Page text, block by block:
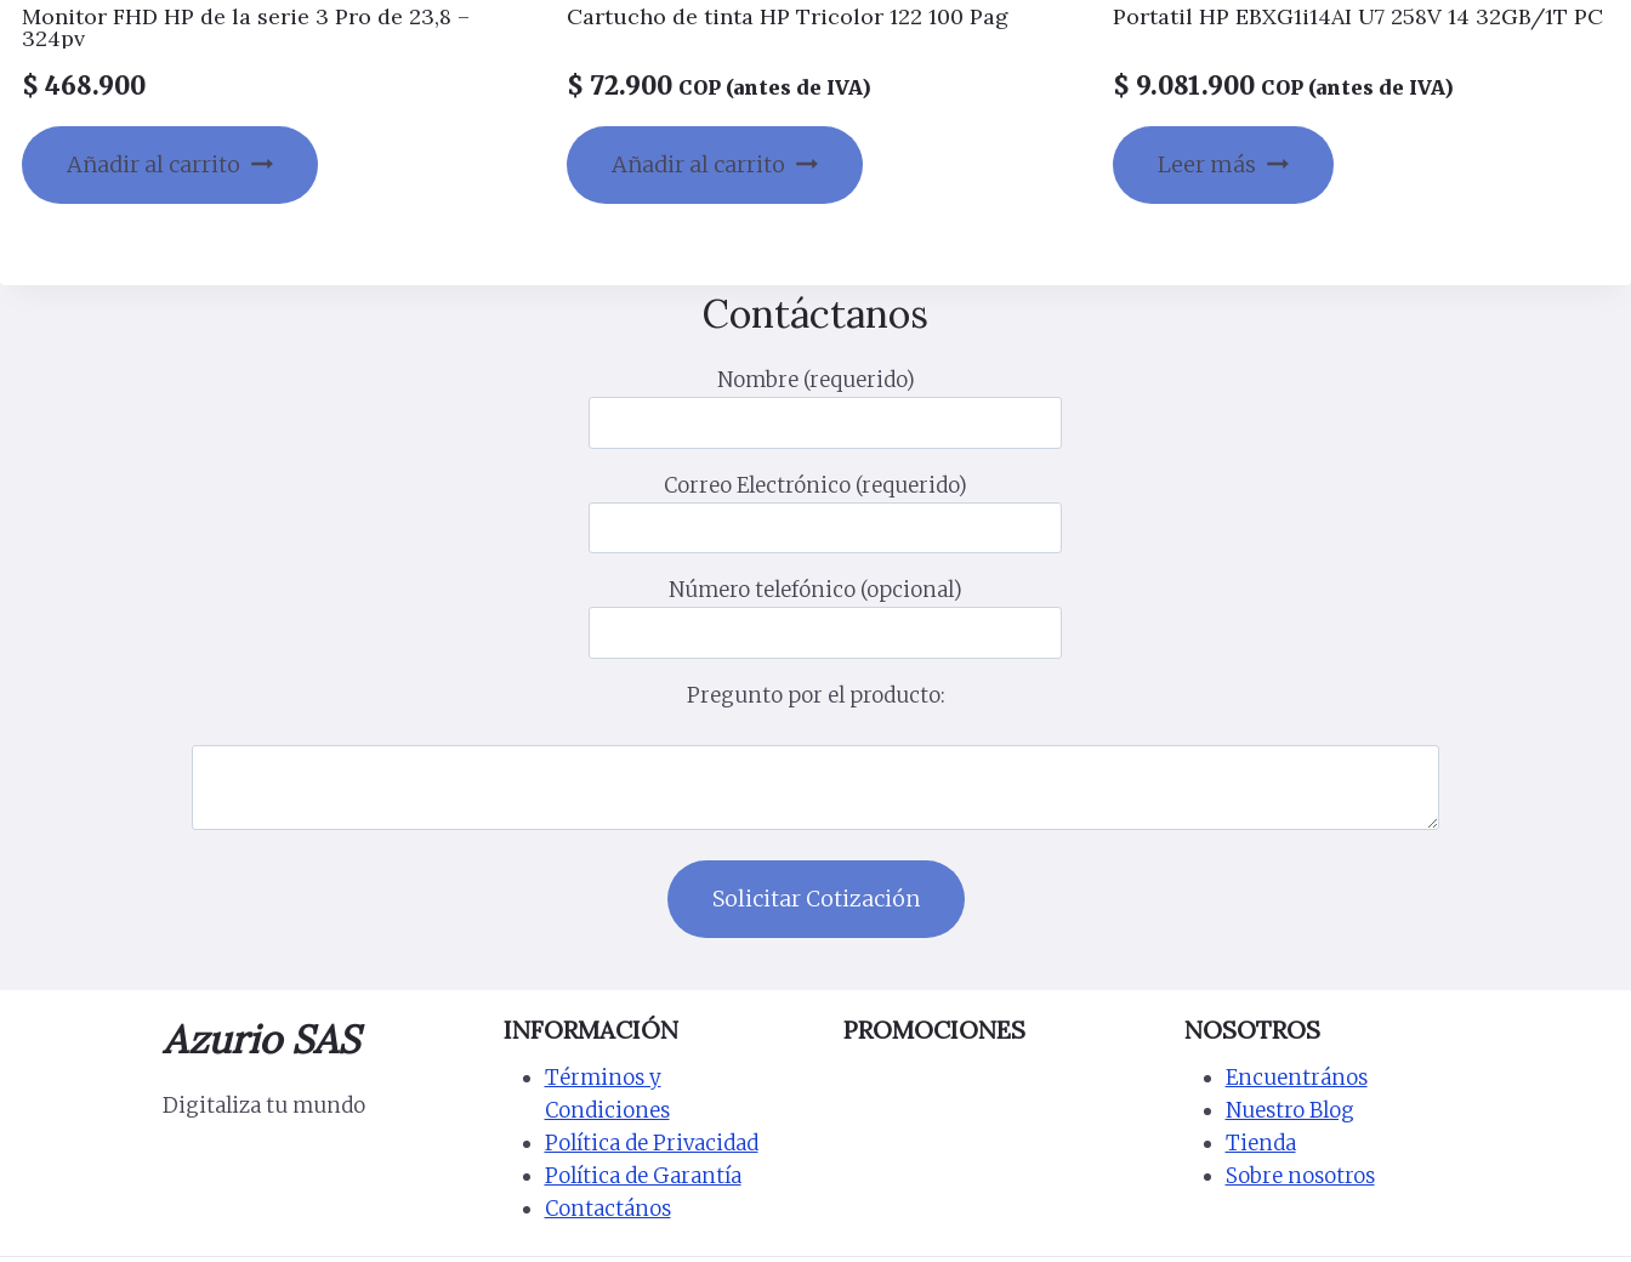
Monitor FHD HP de la serie 3 Pro de 23,8 –
324pv
$ 468.900
Añadir al carrito
Cartucho de tinta HP Tricolor 122 100 Pag
$ 72.900 COP (antes de IVA)
Añadir al carrito
Portatil HP EBXG1i14AI U7 258V 14 32GB/1T PC
$ 9.081.900 COP (antes de IVA)
Leer más
Contáctanos
Nombre (requerido)
Correo Electrónico (requerido)
Número telefónico (opcional)
Pregunto por el producto:
Azurio SAS
Digitaliza tu mundo
INFORMACIÓN
Términos y
Condiciones
Política de Privacidad
Política de Garantía
Contactános
PROMOCIONES NOSOTROS
Encuentrános
Nuestro Blog
Tienda
Sobre nosotros